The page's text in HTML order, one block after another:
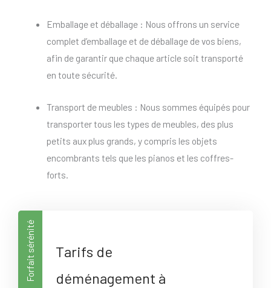
Emballage et déballage : Nous offrons un service
complet d’emballage et de déballage de vos biens,
afin de garantir que chaque article soit transporté
en toute sécurité.
Transport de meubles : Nous sommes équipés pour
transporter tous les types de meubles, des plus
petits aux plus grands, y compris les objets
encombrants tels que les pianos et les coffres-
forts.
Forfait sérénité
Tarifs de
déménagement à